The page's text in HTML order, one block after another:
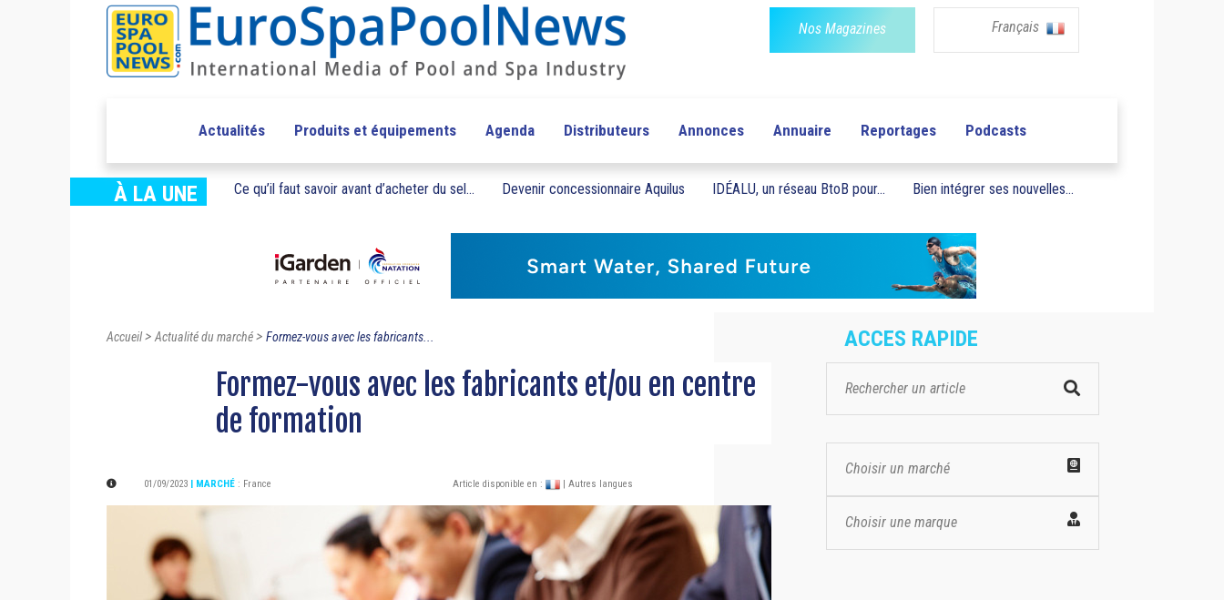
Nos Magazines Français
Actualités Produits et équipements Agenda Distributeurs Annonces Annuaire Reportages Podcasts
À LA UNE Ce qu’il faut savoir avant d’acheter du sel... Devenir concessionnaire Aquilus IDÉALU, un réseau BtoB pour... Bien intégrer ses nouvelles...
Accueil>Actualité du marché> Formez-vous avec les fabricants...
Formez-vous avec les fabricants et/ou en centre
de formation
01/09/2023 | MARCHÉ : France Article disponible en : | Autres langues
ACCES RAPIDE
Choisir un marché
Choisir une marque